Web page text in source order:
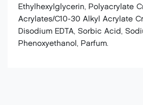
Ethylhexylglycerin, Polyacrylate
Acrylates/C10-30 Alkyl Acrylate
Disodium EDTA, Sorbic Acid,
Phenoxyethanol, Parfum.